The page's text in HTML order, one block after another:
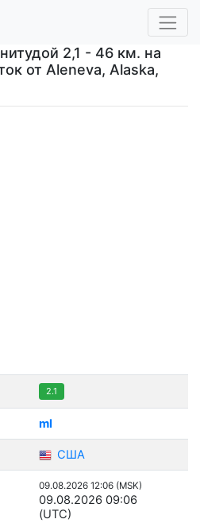
2,1 - 46 км. на
от Aleneva, Alaska,
2.1
ml
США
09.08.2026 12:06 (MSK)
09.08.2026 09:06
(UTC)